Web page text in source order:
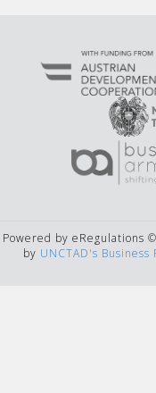
Powered by eRegulations
by UNCTAD's